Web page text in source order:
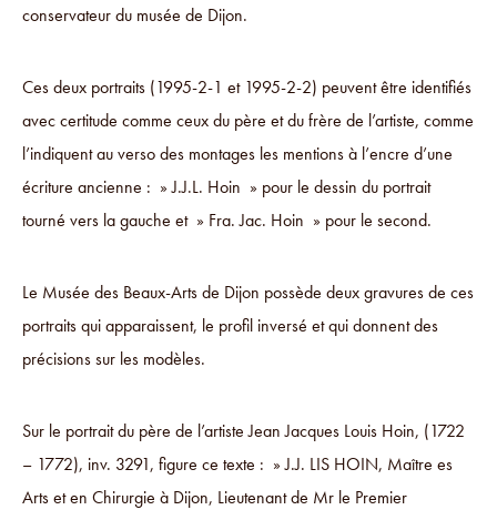
conservateur du musée de Dijon.
Ces deux portraits (1995-2-1 et 1995-2-2) peuvent être identifiés
avec certitude comme ceux du père et du frère de l’artiste, comme
l’indiquent au verso des montages les mentions à l’encre d’une
écriture ancienne : » J.J.L. Hoin » pour le dessin du portrait
tourné vers la gauche et » Fra. Jac. Hoin » pour le second.
Le Musée des Beaux-Arts de Dijon possède deux gravures de ces
portraits qui apparaissent, le profil inversé et qui donnent des
précisions sur les modèles.
Sur le portrait du père de l’artiste Jean Jacques Louis Hoin, (1722
– 1772), inv. 3291, figure ce texte : » J.J. LIS HOIN, Maître es
Arts et en Chirurgie à Dijon, Lieutenant de Mr le Premier